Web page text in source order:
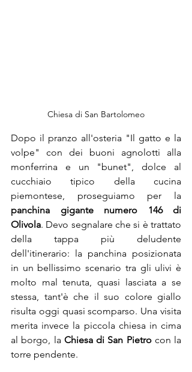
Chiesa di San Bartolomeo
Dopo il pranzo all'osteria "Il gatto e la
volpe" con dei buoni agnolotti alla
monferrina e un "bunet", dolce al
cucchiaio tipico della cucina
panchina gigante numero 146 di
Olivola. Devo segnalare che si è trattato
della tappa più deludente
dell'itinerario: la panchina posizionata
in un bellissimo scenario tra gli ulivi è
molto mal tenuta, quasi lasciata a se
stessa, tant'è che il suo colore giallo
risulta oggi quasi scomparso. Una visita
merita invece la piccola chiesa in cima
al borgo, la Chiesa di San Pietro con la
torre pendente.